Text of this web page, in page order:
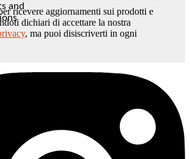
and
ricevere aggiornamenti sui prodotti e
dichiari di accettare la nostra
, ma puoi disiscriverti in ogni